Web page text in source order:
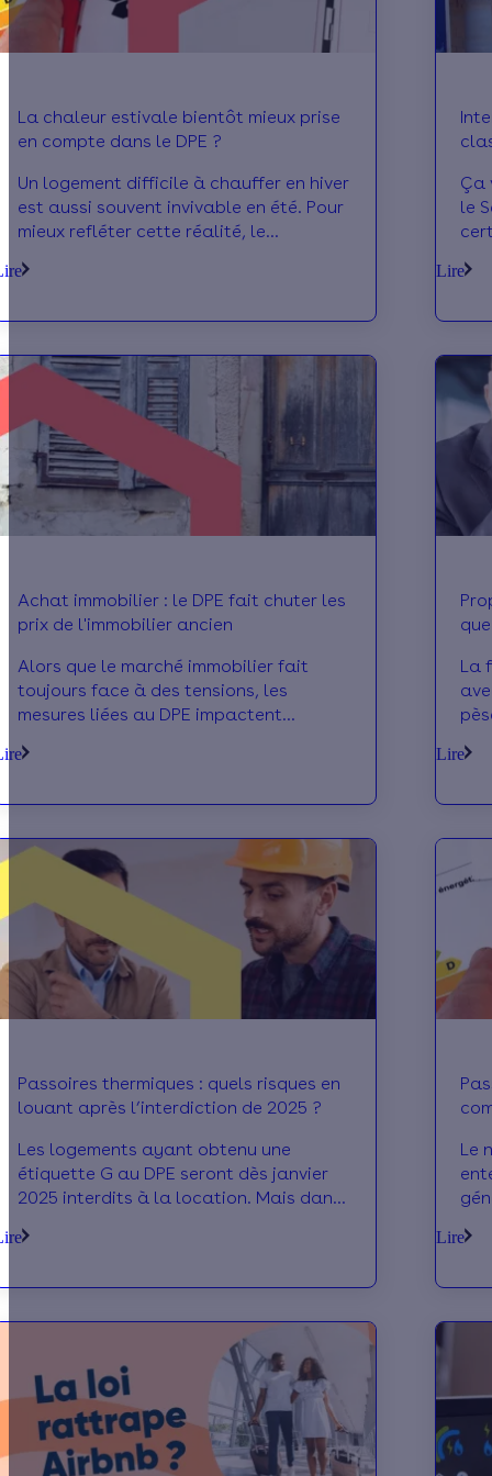
La chaleur estivale bientôt mieux prise
en compte dans le DPE ?
Un logement difficile à chauffer en hiver
est aussi souvent invivable en été. Pour
mieux refléter cette réalité, le
rôle du confort d’été dans le calcul du
(DPE). On décrypte pour vous les
impacts attendus.
Ça
le
Lire
Achat immobilier : le DPE fait chuter les
prix de l'immobilier ancien
Alors que le marché immobilier fait
toujours face à des tensions, les
mesures liées au DPE impactent
l’immobilier ancien et les prix. Effy fait
La
Lire
Passoires thermiques : quels risques en
louant après l’interdiction de 2025 ?
Les logements ayant obtenu une
étiquette G au DPE seront dès janvier
2025 interdits à la location. Mais dans
louant malgré tout sa passoire
éclaire.
Le
Lire